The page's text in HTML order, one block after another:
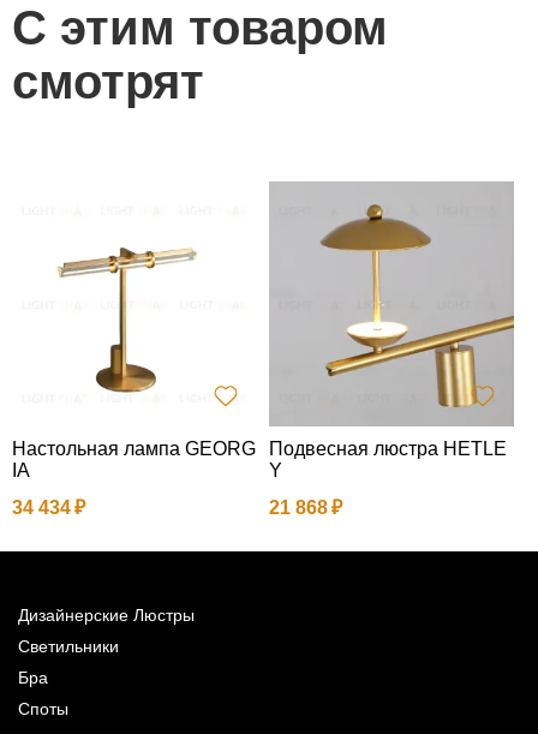
С этим товаром
смотрят
Настольная лампа GEORG
IA
34 434
Подвесная люстра HETLE
Y
21 868
Дизайнерские Люстры
Светильники
Бра
Споты